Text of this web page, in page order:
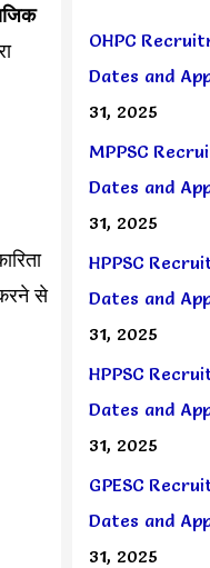
से
OHPC
Dates and
31, 2025
MPPSC
Dates and
31, 2025
HPPSC
Dates and
31, 2025
HPPSC
Dates and
31, 2025
GPESC
Dates and
31, 2025